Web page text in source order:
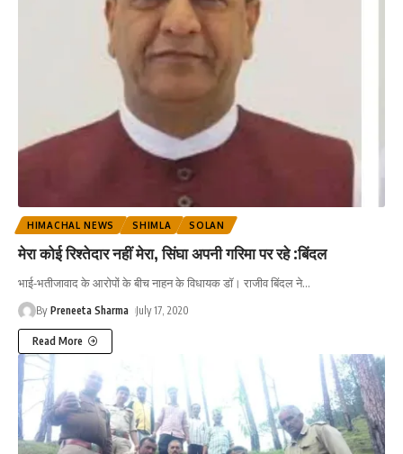
HIMACHAL NEWS SHIMLA SOLAN
मेरा कोई रिश्तेदार नहीं मेरा, सिंघा अपनी गरिमा पर रहे :बिंदल
भाई-भतीजावाद के आरोपों के बीच नाहन के विधायक डॉ। राजीव बिंदल ने…
By Preneeta Sharma July 17, 2020
Read More